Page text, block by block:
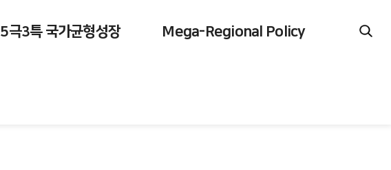
5극3특 국가균형성장 Mega-Regional Policy